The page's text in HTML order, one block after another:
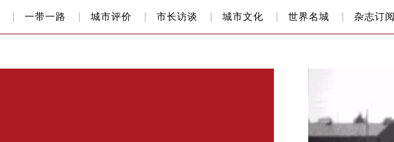
一带一路 城市评价 市长访谈 城市文化 世界名城 杂志订阅